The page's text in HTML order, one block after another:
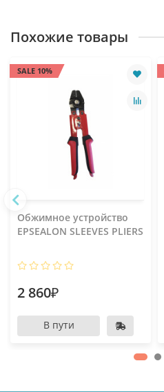
Похожие товары
SALE 10%
Обжимное устройство
EPSEALON SLEEVES PLIERS
2 860₽
В пути